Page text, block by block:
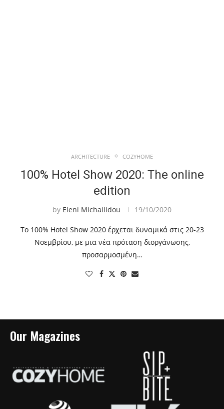
ARCHITECTURE COZYHOME
100% Hotel Show 2020: The online
edition
by Eleni Michailidou 19/10/2020
Το 100% Hotel Show 2020 έρχεται δυναμικά στις 20-23
Νοεμβρίου, με μια νέα πρόταση διοργάνωσης,
προσαρμοσμένη…
Our Magazines